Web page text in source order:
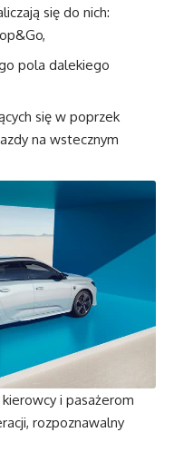
się do nich:
pola dalekiego
się w poprzek
na wstecznym
i pasażerom
rozpoznawalny